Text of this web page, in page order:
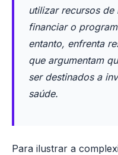
utilizar recursos
financiar o
entanto, enfrenta
que argumentam
ser destinados a
saúde.
Para ilustrar a